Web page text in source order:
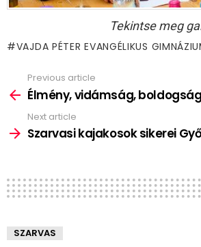
Tekintse meg
VAJDA PÉTER EVANGÉLIKUS
more
Previous article
Élmény, vidámság, boldogság
Next article
Szarvasi kajakosok sikerei
SZARVAS